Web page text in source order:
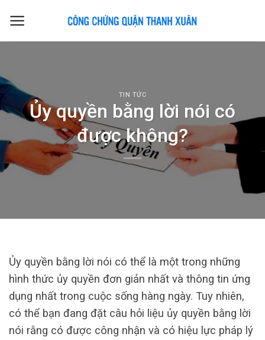
TIN TỨC
Ủy quyền bằng lời nói có
được không?
Ủy quyền bằng lời nói có thể là một trong những
hình thức ủy quyền đơn giản nhất và thông tin ứng
dụng nhất trong cuộc sống hàng ngày. Tuy nhiên,
có thể bạn đang đặt câu hỏi liệu ủy quyền bằng lời
nói rằng có được công nhận và có hiệu lực pháp lý